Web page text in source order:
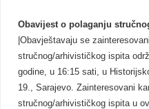
Obavijest o polaganju
|Obavještavaju se
stručnog/arhivističkog ispita
godine, u 16:15 sati, u
19., Sarajevo. Zainteresovani
stručnog/arhivističkog ispita u